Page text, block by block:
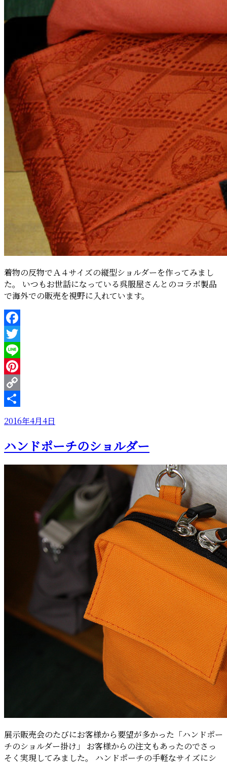
着物の反物でＡ４サイズの縦型ショルダーを作ってみまし
た。 いつもお世話になっている呉服屋さんとのコラボ製品
で海外での販売を視野に入れています。
Facebook
Twitter
Line
Pinterest
Copy
Link
投
日:
2016年4月4日
ハンドポーチのショルダー
展示販売会のたびにお客様から要望が多かった「ハンドポー
チのショルダー掛け」 お客様からの注文もあったのでさっ
そく実現してみました。 ハンドポーチの手軽なサイズにシ